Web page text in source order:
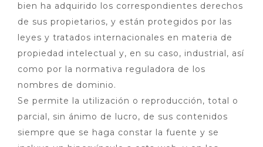
bien ha adquirido los correspondientes derechos
de sus propietarios, y están protegidos por las
leyes y tratados internacionales en materia de
propiedad intelectual y, en su caso, industrial, así
como por la normativa reguladora de los
nombres de dominio.
Se permite la utilización o reproducción, total o
parcial, sin ánimo de lucro, de sus contenidos
siempre que se haga constar la fuente y se